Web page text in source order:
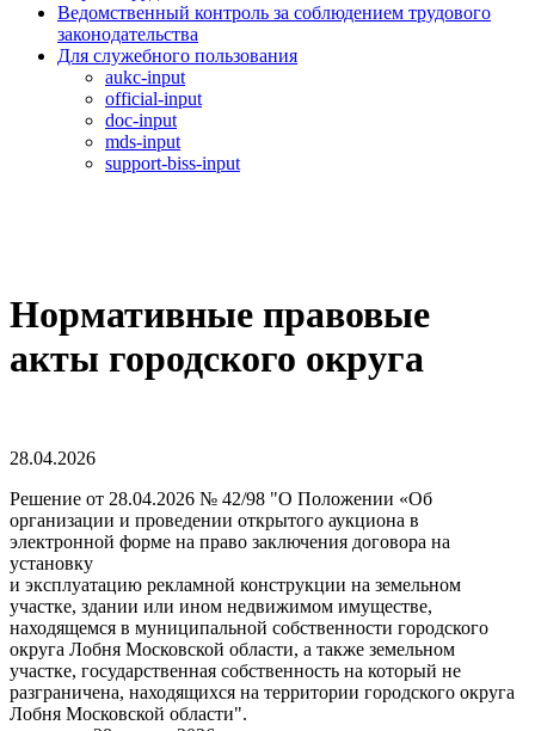
Ведомственный контроль за соблюдением трудового
законодательства
Для служебного пользования
aukc-input
official-input
doc-input
mds-input
support-biss-input
Нормативные правовые
акты городского округа
28.04.2026
Решение от 28.04.2026 № 42/98 "О Положении «Об
организации и проведении открытого аукциона в
электронной форме на право заключения договора на
установку
и эксплуатацию рекламной конструкции на земельном
участке, здании или ином недвижимом имуществе,
находящемся в муниципальной собственности городского
округа Лобня Московской области, а также земельном
участке, государственная собственность на который не
разграничена, находящихся на территории городского округа
Лобня Московской области".